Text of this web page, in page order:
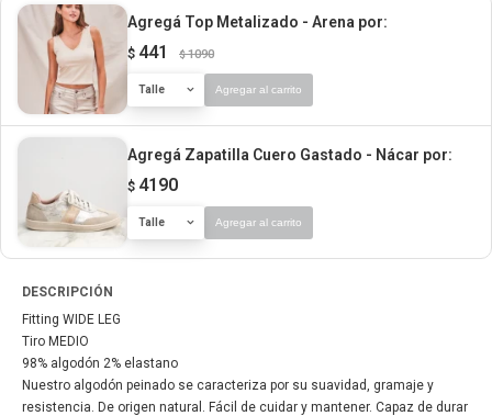
Agregá Top Metalizado - Arena por:
$ 441 $ 1090
Talle Agregar al carrito
Agregá Zapatilla Cuero Gastado - Nácar por:
$ 4190
Talle Agregar al carrito
DESCRIPCIÓN
Fitting WIDE LEG
Tiro MEDIO
98% algodón 2% elastano
Nuestro algodón peinado se caracteriza por su suavidad, gramaje y
resistencia. De origen natural. Fácil de cuidar y mantener. Capaz de durar